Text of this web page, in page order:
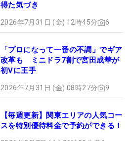
得た気づき
2026年7月31日 (金) 12時45分 6
「プロになって一番の不調」でギア
改革も ミニドラ7割で宮田成華が
初Vに王手
2026年7月31日 (金) 08時27分 9
【毎週更新】関東エリアの人気コー
スを特別優待料金で予約ができる！